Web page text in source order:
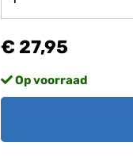
€ 27,95
Op voorraad